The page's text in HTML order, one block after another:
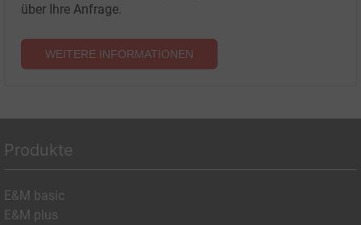
über Ihre Anfrage.
WEITERE INFORMATIONEN
Produkte
E&M basic
E&M plus